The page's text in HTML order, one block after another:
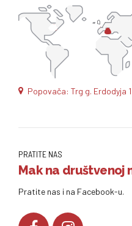
Popovača: Trg g. Erdodyja
PRATITE NAS
Mak na društvenoj
Pratite nas i na Facebook-u.